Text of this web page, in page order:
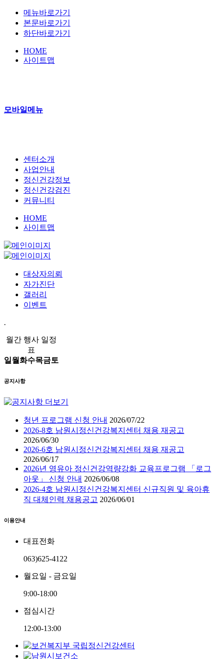
메뉴바로가기
본문바로가기
하단바로가기
HOME
사이트맵
모바일메뉴
센터소개
사업안내
정신건강정보
정신건강검진
커뮤니티
HOME
사이트맵
대상자의뢰
자가진단
갤러리
이벤트
.
월간 행사 일정
표
일 월화수목금토
공지사항
청년 프로그램 신청 안내 2026/07/22
2026-8호 남원시정신건강복지센터 채용 재공고
2026/06/30
2026-6호 남원시정신건강복지센터 채용 재공고
2026/06/17
2026년 영유아 정신건강역량강화 교육프로그램 「로그
아웃」 신청 안내 2026/06/08
2026-4호 남원시정신건강복지센터 신규직원 및 육아휴
직 대체인력 채용공고 2026/06/01
이용안내
대표전화
063)625-4122
월요일 - 금요일
9:00-18:00
점심시간
12:00-13:00